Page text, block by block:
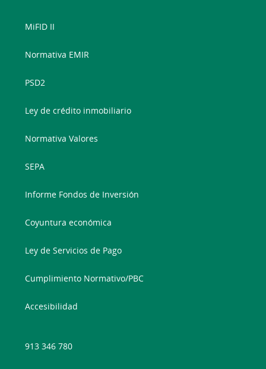
MiFID II
Normativa EMIR
PSD2
Ley de crédito inmobiliario
Normativa Valores
SEPA
Informe Fondos de Inversión
Coyuntura económica
Ley de Servicios de Pago
Cumplimiento Normativo/PBC
Accesibilidad
913 346 780